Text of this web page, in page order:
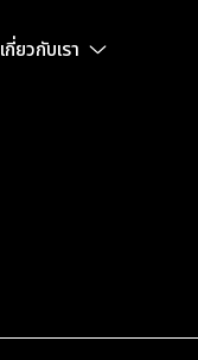
เกี่ยวกับเรา